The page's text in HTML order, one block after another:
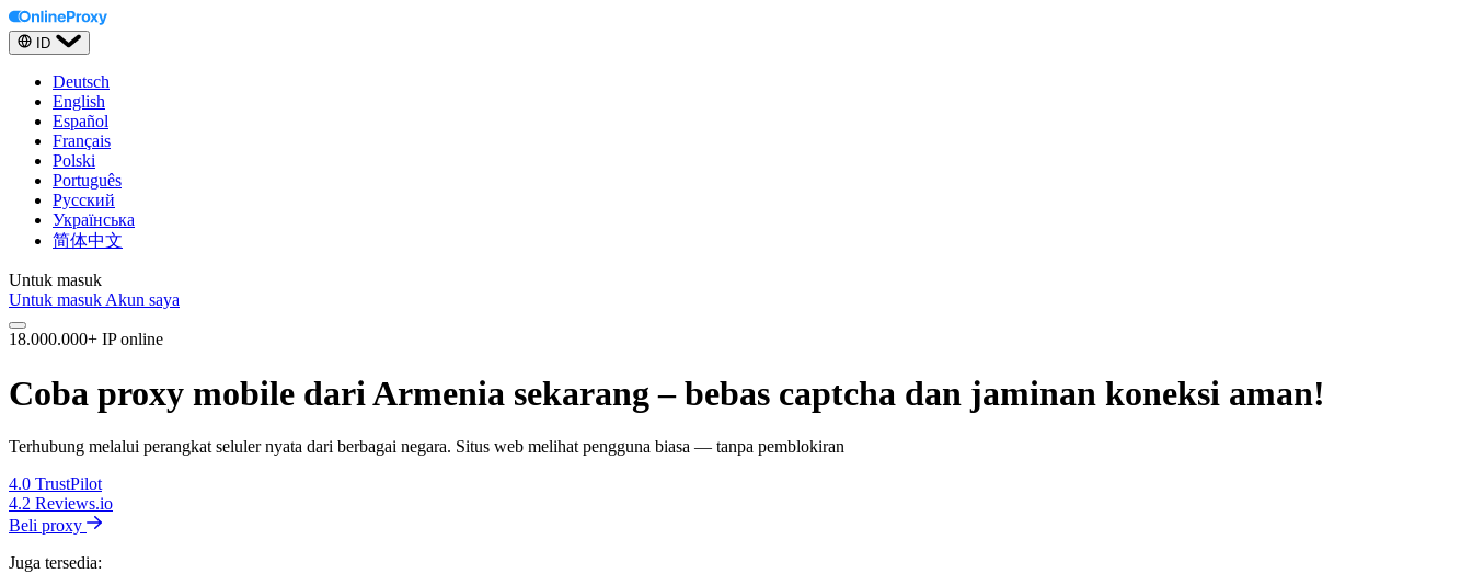
ID
Deutsch
English
Español
Français
Polski
Português
Русский
Українська
简体中文
Untuk masuk
Untuk masuk Akun saya
18.000.000+ IP online
Coba proxy mobile dari Armenia sekarang – bebas captcha dan jaminan koneksi aman!
Terhubung melalui perangkat seluler nyata dari berbagai negara. Situs web melihat pengguna biasa — tanpa pemblokiran
4.0 TrustPilot
4.2 Reviews.io
Beli proxy
Juga tersedia: